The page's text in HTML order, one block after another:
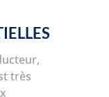
très